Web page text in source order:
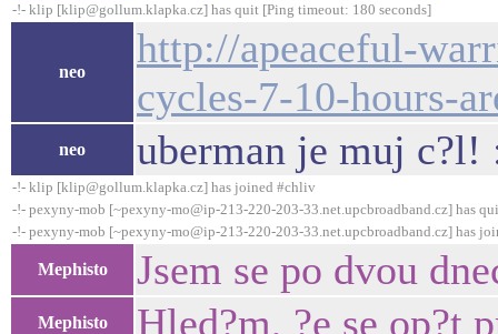
-!- klip [klip@gollum.klapka.cz] has quit [Ping timeout: 180 seconds]
neo
http://apeaceful-
cycles-7-10-hours-
neo uberman je muj c?l!
-!- klip [klip@gollum.klapka.cz] has joined #chliv
-!- pexyny-mob [~pexyny-mo@ip-213-220-203-33.net.upcbroadband.cz] has
-!- pexyny-mob [~pexyny-mo@ip-213-220-203-33.net.upcbroadband.cz] has
Mephisto Jsem se po dvou
Mephisto Hled?m, ?e se op?t